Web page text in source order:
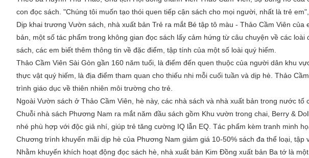
con đọc sách. "Chúng tôi muốn tạo thói quen tiếp cận sách cho mọi người, nhất là trẻ
Dịp khai trương Vườn sách, nhà xuất bản Trẻ ra mắt Bé tập tô màu - Thảo Cầm Viên của
bản, một số tác phẩm trong không gian đọc sách lấy cảm hứng từ câu chuyện về các
sách, các em biết thêm thông tin về đặc điểm, tập tính của một số loài quý hiếm.
Thảo Cầm Viên Sài Gòn gần 160 năm tuổi, là điểm đến quen thuộc của người dân khu
thực vật quý hiếm, là địa điểm tham quan cho thiếu nhi mỗi cuối tuần và dịp hè. Thảo
trình giáo dục về thiên nhiên môi trường cho trẻ.
Ngoài Vườn sách ở Thảo Cầm Viên, hè này, các nhà sách và nhà xuất bản trong nước
Chuỗi nhà sách Phương Nam ra mắt năm đầu sách gồm Khu vườn trong chai Berry &
nhé phù hợp với độc giả nhí, giúp trẻ tăng cường IQ lẫn EQ. Tác phẩm kèm tranh minh
Chương trình khuyến mãi dịp hè của Phương Nam giảm giá 10-50% sách đa thể loại, tập
Nhằm khuyến khích hoạt động đọc sách hè, nhà xuất bản Kim Đồng xuất bản Ba tớ là